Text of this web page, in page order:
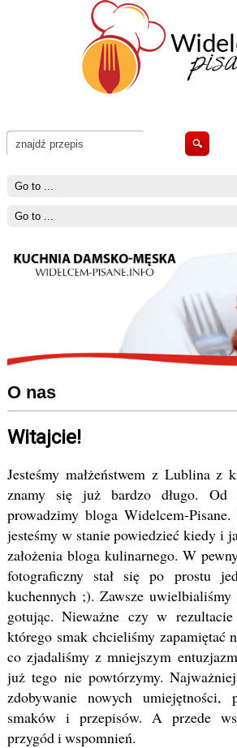
O nas
Witajcie!
Jesteśmy małżeństwem z Lublina z
znamy się już bardzo długo.
prowadzimy bloga Widelcem-
jesteśmy w stanie powiedzieć kiedy i
założenia bloga kulinarnego. W
fotograficzny stał się po prostu
kuchennych ;). Zawsze uwielbialiśmy
gotując. Nieważne czy w rezultacie
którego smak chcieliśmy zapamiętać
co zjadaliśmy z mniejszym
już tego nie powtórzymy.
zdobywanie nowych umiejętności,
smaków i przepisów. A przede
przygód i wspomnień.